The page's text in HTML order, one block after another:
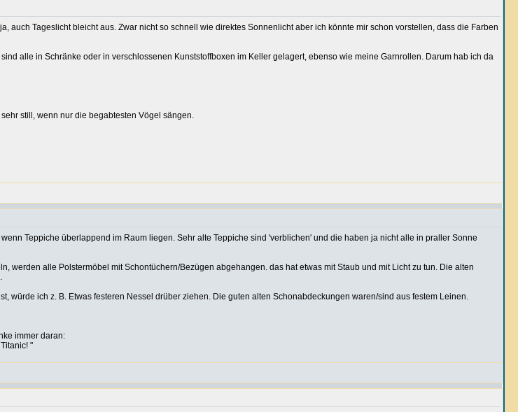
auch Tageslicht bleicht aus. Zwar nicht so schnell wie direktes Sonnenlicht aber ich könnte mir schon vorstellen, dass die Farben
alle in Schränke oder in verschlossenen Kunststoffboxen im Keller gelagert, ebenso wie meine Garnrollen. Darum hab ich da
still, wenn nur die begabtesten Vögel sängen.
Teppiche überlappend im Raum liegen. Sehr alte Teppiche sind 'verblichen' und die haben ja nicht alle in praller Sonne
werden alle Polstermöbel mit Schontüchern/Bezügen abgehangen. das hat etwas mit Staub und mit Licht zu tun. Die alten
würde ich z. B. Etwas festeren Nessel drüber ziehen. Die guten alten Schonabdeckungen waren/sind aus festem Leinen.
immer daran:
"